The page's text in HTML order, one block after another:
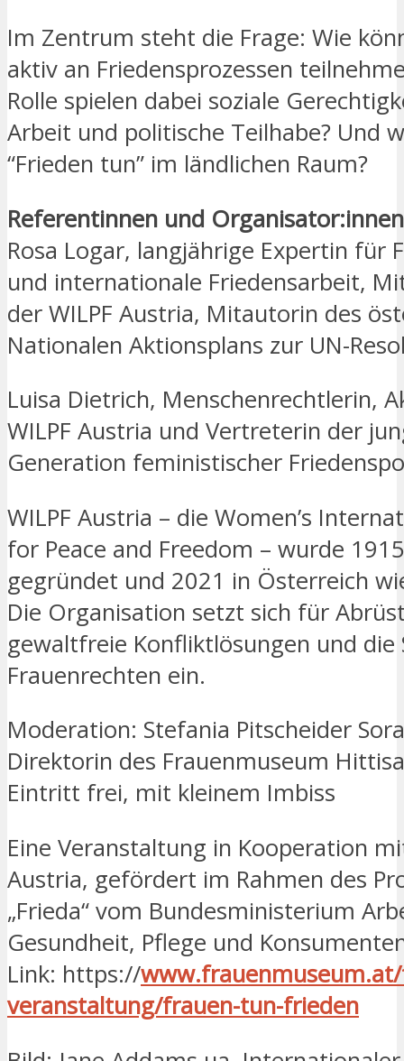
Im Zentrum steht die Frage: Wie
aktiv an Friedensprozessen
Rolle spielen dabei soziale
Arbeit und politische Teilhabe? Und
“Frieden tun” im ländlichen Raum?
Referentinnen und
Rosa Logar, langjährige Expertin für
und internationale Friedensarbeit,
der WILPF Austria, Mitautorin des
Nationalen Aktionsplans zur UN-
Luisa Dietrich, Menschenrechtlerin,
WILPF Austria und Vertreterin der
Generation feministischer
WILPF Austria – die Women’s
for Peace and Freedom – wurde
gegründet und 2021 in Österreich
Die Organisation setzt sich für
gewaltfreie Konfliktlösungen und die
Frauenrechten ein.
Moderation: Stefania Pitscheider
Direktorin des Frauenmuseum
Eintritt frei, mit kleinem Imbiss
Eine Veranstaltung in Kooperation
Austria, gefördert im Rahmen des
„Frieda“ vom Bundesministerium
Gesundheit, Pflege und
Link: https://
veranstaltung/frauen-tun-frieden